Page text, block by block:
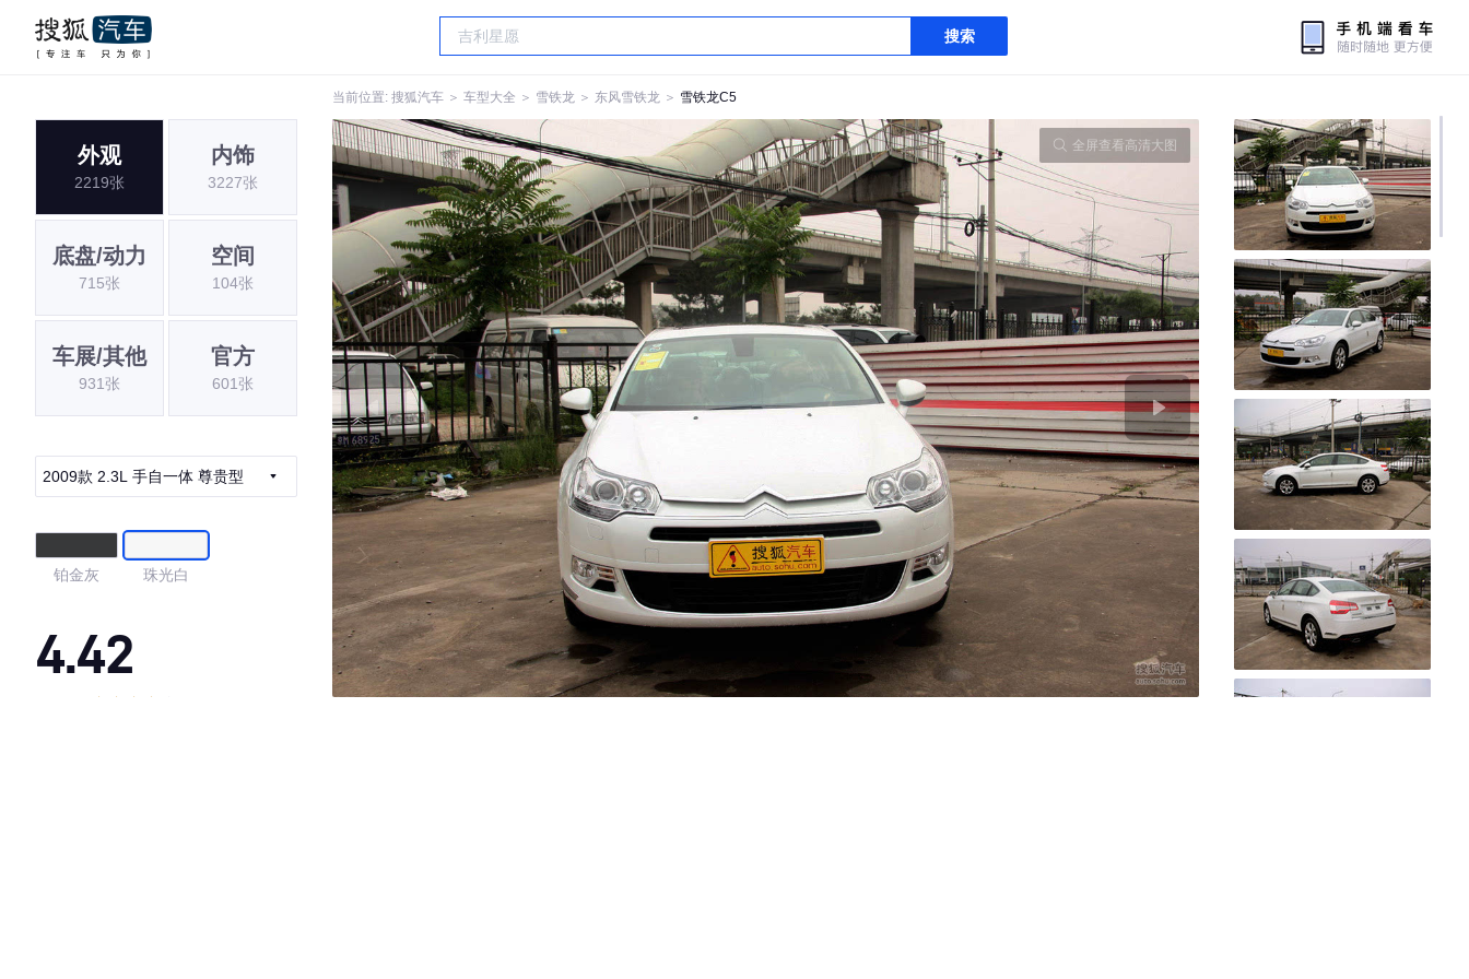
搜索
当前位置: 搜狐汽车 ＞ 车型大全 ＞ 雪铁龙 ＞ 东风雪铁龙 ＞ 雪铁龙C5
外观
2219张
内饰
3227张
底盘/动力
715张
空间
104张
车展/其他
931张
官方
601张
2009款 2.3L 手自一体 尊贵型
铂金灰 珠光白
4.42
全屏查看高清大图